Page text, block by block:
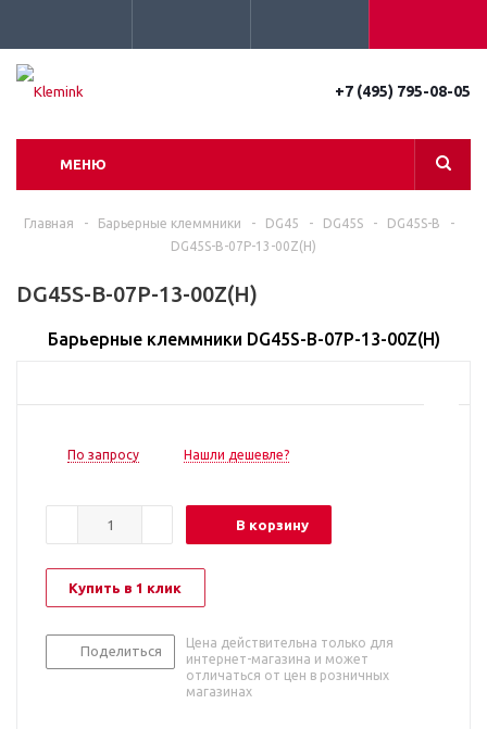
+7 (495) 795-08-05
МЕНЮ
Главная - Барьерные клеммники - DG45 - DG45S - DG45S-B
-
DG45S-B-07P-13-00Z(H)
DG45S-B-07P-13-00Z(H)
Барьерные клеммники DG45S-B-07P-13-00Z(H)
По запросу Нашли дешевле?
В корзину
Купить в 1 клик
Поделиться
Цена действительна только для
интернет-магазина и может
отличаться от цен в розничных
магазинах